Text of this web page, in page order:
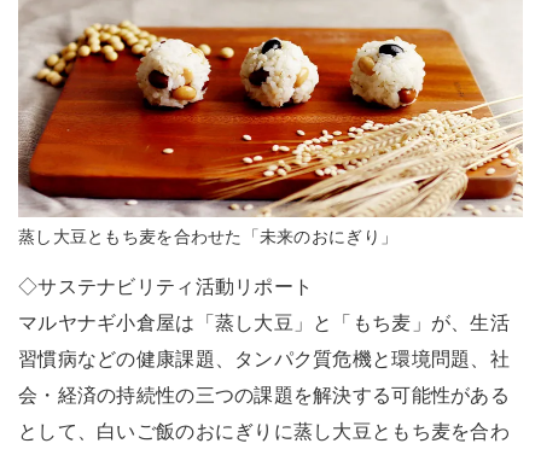
蒸し大豆ともち麦を合わせた「未来のおにぎり」
◇サステナビリティ活動リポート
マルヤナギ小倉屋は「蒸し大豆」と「もち麦」が、生活
習慣病などの健康課題、タンパク質危機と環境問題、社
会・経済の持続性の三つの課題を解決する可能性がある
として、白いご飯のおにぎりに蒸し大豆ともち麦を合わ